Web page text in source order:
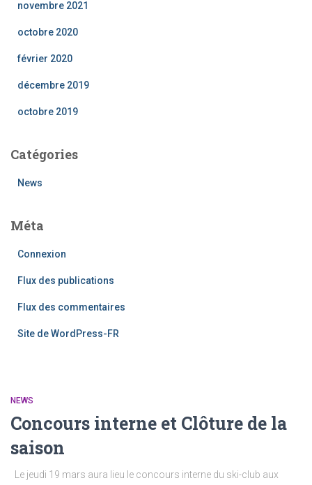
novembre 2021
octobre 2020
février 2020
décembre 2019
octobre 2019
Catégories
News
Méta
Connexion
Flux des publications
Flux des commentaires
Site de WordPress-FR
NEWS
Concours interne et Clôture de la
saison
Le jeudi 19 mars aura lieu le concours interne du ski-club aux